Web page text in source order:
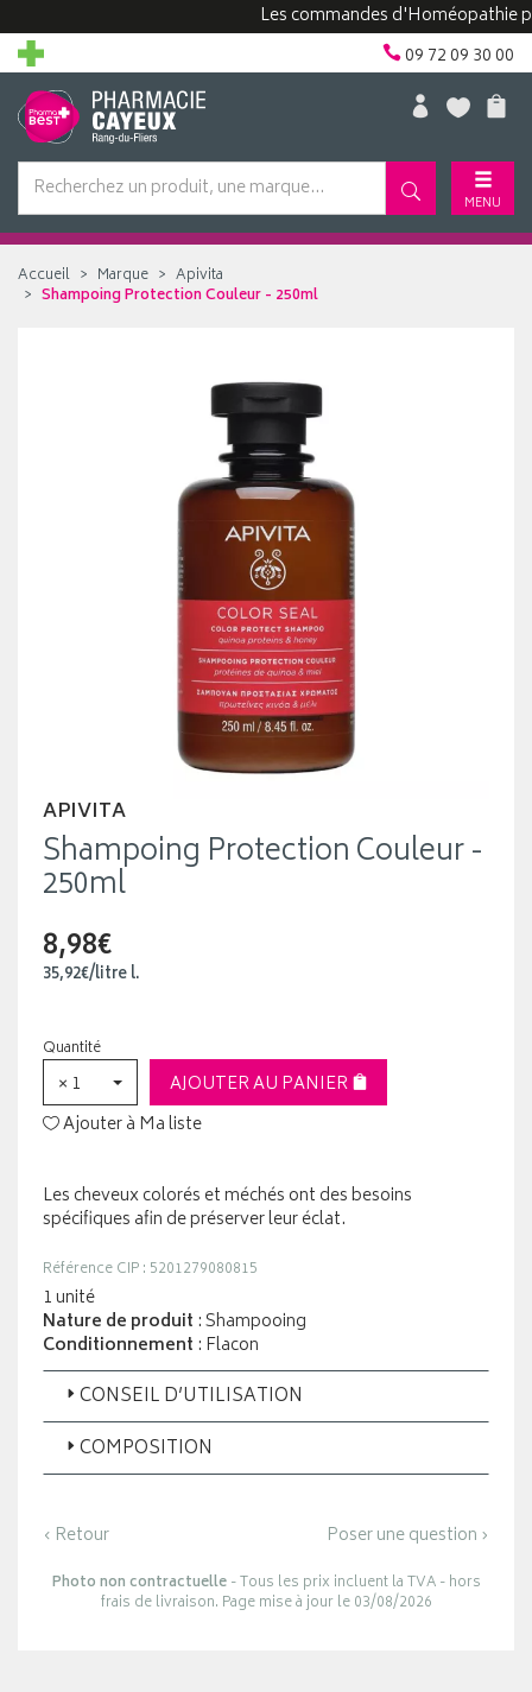
Les commandes d'Homéopathie
09 72 09 30 00
MENU
Accueil Marque
Apivita
Shampoing Protection Couleur - 250ml
APIVITA
Shampoing Protection Couleur -
250ml
8,98€
35,92€/litrel.
Quantité
× 1
AJOUTER AU PANIER
Ajouter à Ma liste
Les cheveux colorés et méchés ont des besoins
spécifiques afin de préserver leur éclat.
Référence CIP : 5201279080815
1 unité
Nature de produit : Shampooing
Conditionnement : Flacon
CONSEIL D’UTILISATION
COMPOSITION
‹ Retour Poser une question ›
Photo non contractuelle- Tous les prix incluent la TVA - hors
frais de livraison. Page mise à jour le 03/08/2026